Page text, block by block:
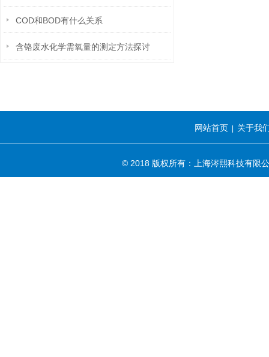
COD和BOD有什么关系
含铬废水化学需氧量的测定方法探讨
网站首页 关于我
© 2018 版权所有：上海涔熙科技有限